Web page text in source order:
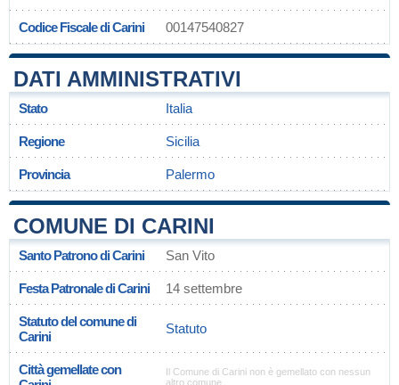
Codice Fiscale di Carini 00147540827
DATI AMMINISTRATIVI
Stato Italia
Regione Sicilia
Provincia Palermo
COMUNE DI CARINI
Santo Patrono di Carini San Vito
Festa Patronale di Carini 14 settembre
Statuto del comune di
Carini
Statuto
Città gemellate con
Il Comune di Carini non è gemellato con nessun
altro comune.